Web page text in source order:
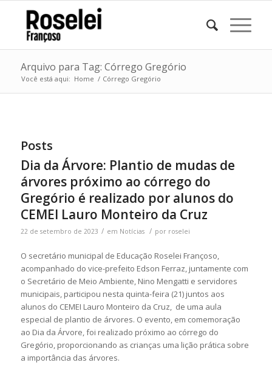
Arquivo para Tag: Córrego Gregório
Você está aqui: Home / Córrego Gregório
Posts
Dia da Árvore: Plantio de mudas de
árvores próximo ao córrego do
Gregório é realizado por alunos do
CEMEI Lauro Monteiro da Cruz
22 de setembro de 2023 / em Notícias / por roselei
O secretário municipal de Educação Roselei Françoso,
acompanhado do vice-prefeito Edson Ferraz, juntamente com
o Secretário de Meio Ambiente, Nino Mengatti e servidores
municipais, participou nesta quinta-feira (21) juntos aos
alunos do CEMEI Lauro Monteiro da Cruz, de uma aula
especial de plantio de árvores. O evento, em comemoração
ao Dia da Árvore, foi realizado próximo ao córrego do
Gregório, proporcionando as crianças uma lição prática sobre
a importância das árvores.